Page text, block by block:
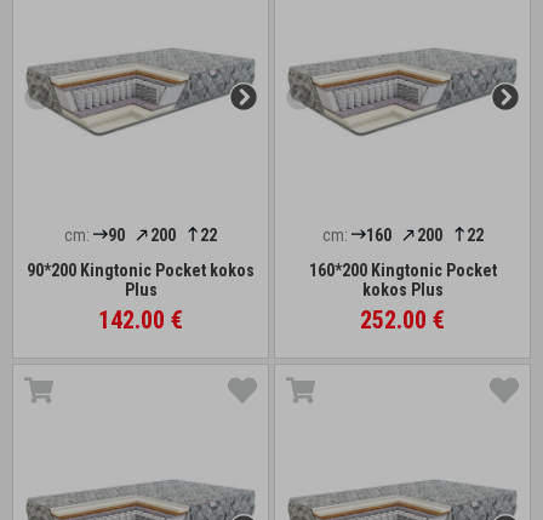
cm: 90 200
22
90*200 Kingtonic Pocket kokos
Plus
142.00 €
cm: 160 200
22
160*200 Kingtonic Pocket
kokos Plus
252.00 €